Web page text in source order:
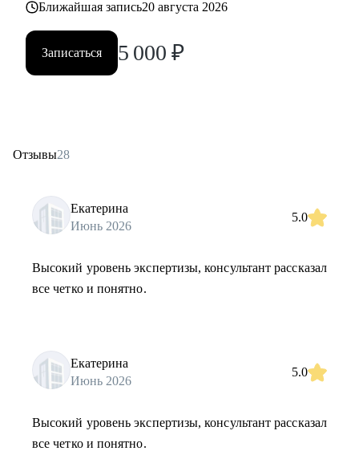
Ближайшая запись20 августа 2026
Записаться 5 000 ₽
Отзывы28
Екатерина
Июнь 2026
5.0
Высокий уровень экспертизы, консультант рассказал
все четко и понятно.
Екатерина
Июнь 2026
5.0
Высокий уровень экспертизы, консультант рассказал
все четко и понятно.